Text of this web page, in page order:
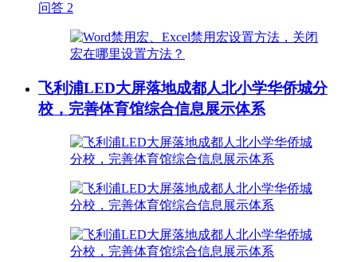
问答 2
飞利浦LED大屏落地成都人北小学华侨城分
校，完善体育馆综合信息展示体系